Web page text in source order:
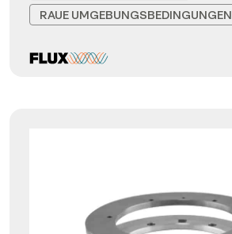
RAUE UMGEBUNGSBEDINGUNGEN